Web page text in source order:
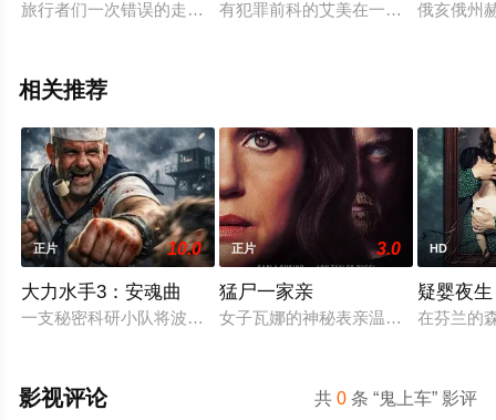
旅行者们一次错误的走错方向，使他们成为奇怪小镇上饥饿居民
有犯罪前科的艾美在一间旅馆上第一
俄亥俄州
相关推荐
正片 10.0
大力水手3：安魂曲
一支秘密科研小队将波派囚禁在地下军事基地，试图驯化并利用
正片 3.0
猛尸一家亲
女子瓦娜的神秘表亲温思罗普突然仓
HD
疑婴夜生
在芬兰的
共0 条 “鬼上车” 影评
影视评论